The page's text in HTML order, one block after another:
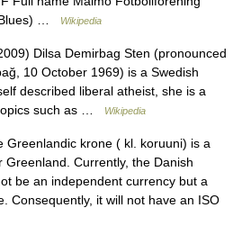
Blues) …
Wikipedia
Dilsa Demirbag Sten (pronounced
10 October 1969) is a Swedish
described liberal atheist, she is a
such as …
Wikipedia
krone ( kl. koruuni) is a
Currently, the Danish
be an independent currency but a
Consequently, it will not have an ISO